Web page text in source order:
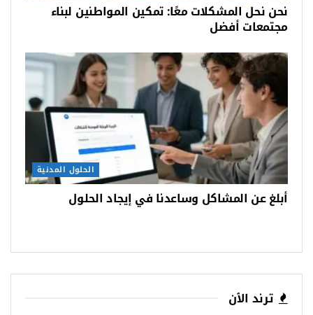
نحن نحل المشكلات معًا: تمكين المواطنين لبناء
مجتمعات أفضل
الحلول المدنية
أبلغ عن المشاكل وساعدنا في إيجاد الحلول
ترند الٱن